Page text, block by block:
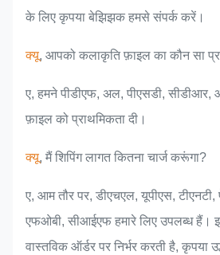
के लिए कृपया बेझिझक हमसे संपर्क करें।
क्यू, आपको कलाकृति फ़ाइल का कौन सा
ए, हमने पीडीएफ, अल, पीएसडी, सीडीआर,
फ़ाइल को प्राथमिकता दी।
क्यू, मैं शिपिंग लागत कितना चार्ज करूंगा?
ए, आम तौर पर, डीएचएल, यूपीएस,
एफओबी, सीआईएफ हमारे लिए उपलब्ध हैं।
वास्तविक ऑर्डर पर निर्भर करती है, कृपया